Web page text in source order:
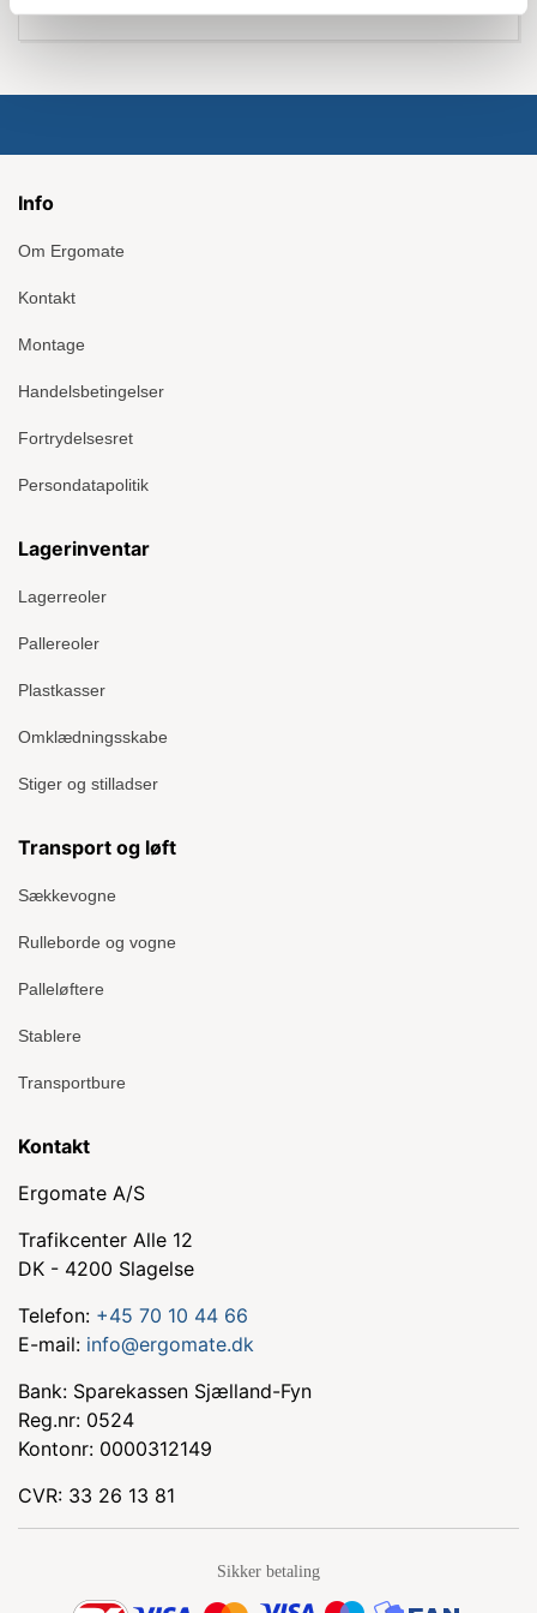
Info
Om Ergomate
Kontakt
Montage
Handelsbetingelser
Fortrydelsesret
Persondatapolitik
Lagerinventar
Lagerreoler
Pallereoler
Plastkasser
Omklædningsskabe
Stiger og stilladser
Transport og løft
Sækkevogne
Rulleborde og vogne
Palleløftere
Stablere
Transportbure
Kontakt
Ergomate A/S
Trafikcenter Alle 12
DK - 4200 Slagelse
Telefon: +45 70 10 44 66
E-mail: info@ergomate.dk
Bank: Sparekassen Sjælland-Fyn
Reg.nr: 0524
Kontonr: 0000312149
CVR: 33 26 13 81
Sikker betaling